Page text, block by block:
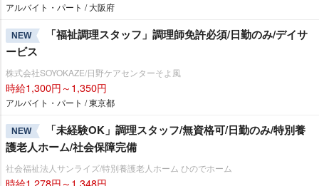
アルバイト・パート / 大阪府
NEW
「福祉調理スタッフ」調理師免許必須/日勤のみ/デイサ
ービス
株式会社SOYOKAZE/日野ケアセンターそよ風
時給1,300円～1,350円
アルバイト・パート / 東京都
NEW
「未経験OK」調理スタッフ/無資格可/日勤のみ/特別養
護老人ホーム/社会保障完備
社会福祉法人サンライズ/特別養護老人ホーム ひのでホーム
時給1,278円～1,348円